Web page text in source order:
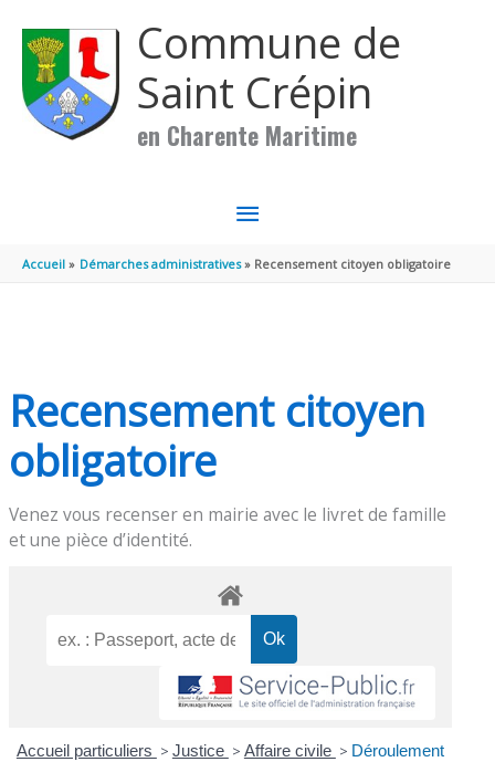
Commune de
Saint Crépin
en Charente Maritime
MENU
PRINCIPAL
Accueil Démarches administratives Recensement citoyen obligatoire
Recensement citoyen
obligatoire
Venez vous recenser en mairie avec le livret de famille
et une pièce d’identité.
Accueil particuliers > Justice > Affaire civile > Déroulement